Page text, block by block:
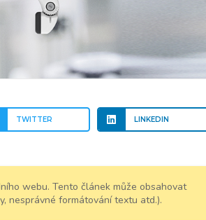
TWITTER LINKEDIN
webu. Tento článek může obsahovat
nesprávné formátování textu atd.).